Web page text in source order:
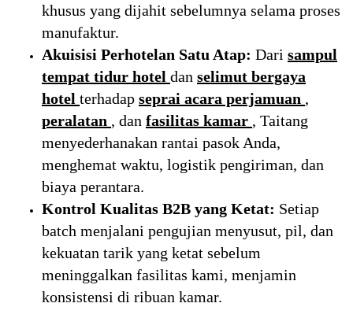
khusus yang dijahit sebelumnya selama proses
manufaktur.
Akuisisi Perhotelan Satu Atap: Dari sampul
tempat tidur hotel dan selimut bergaya
hotel terhadap seprai acara perjamuan ,
peralatan , dan fasilitas kamar , Taitang
menyederhanakan rantai pasok Anda,
menghemat waktu, logistik pengiriman, dan
biaya perantara.
Kontrol Kualitas B2B yang Ketat: Setiap
batch menjalani pengujian menyusut, pil, dan
kekuatan tarik yang ketat sebelum
meninggalkan fasilitas kami, menjamin
konsistensi di ribuan kamar.